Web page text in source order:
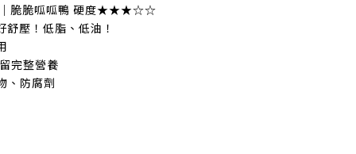
｜脆脆呱呱鴨 硬度★★★☆☆
壓！低脂、低油！
完整營養
、防腐劑